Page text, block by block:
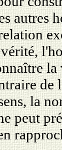
autres
de
la
peut